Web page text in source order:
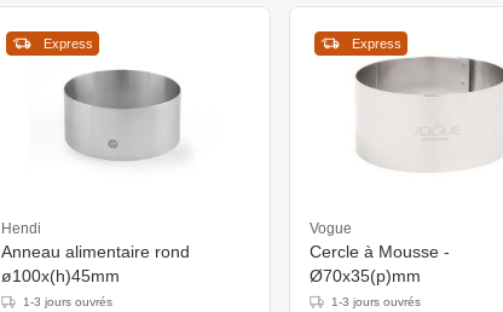
Express
Hendi
Anneau alimentaire rond
ø100x(h)45mm
1-3 jours ouvrés
Express
Vogue
Cercle à Mousse -
Ø70x35(p)mm
1-3 jours ouvrés